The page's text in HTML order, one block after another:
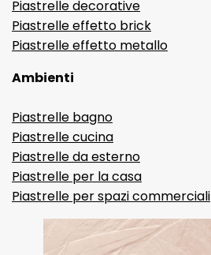
Piastrelle decorative
Piastrelle effetto brick
Piastrelle effetto metallo
Ambienti
Piastrelle bagno
Piastrelle cucina
Piastrelle da esterno
Piastrelle per la casa
Piastrelle per spazi commerciali